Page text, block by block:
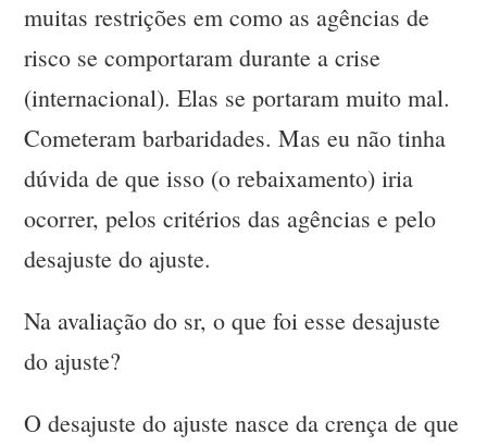
muitas restrições em como as agências de
risco se comportaram durante a crise
(internacional). Elas se portaram muito mal.
Cometeram barbaridades. Mas eu não tinha
dúvida de que isso (o rebaixamento) iria
ocorrer, pelos critérios das agências e pelo
desajuste do ajuste.
Na avaliação do sr, o que foi esse desajuste
do ajuste?
O desajuste do ajuste nasce da crença de que